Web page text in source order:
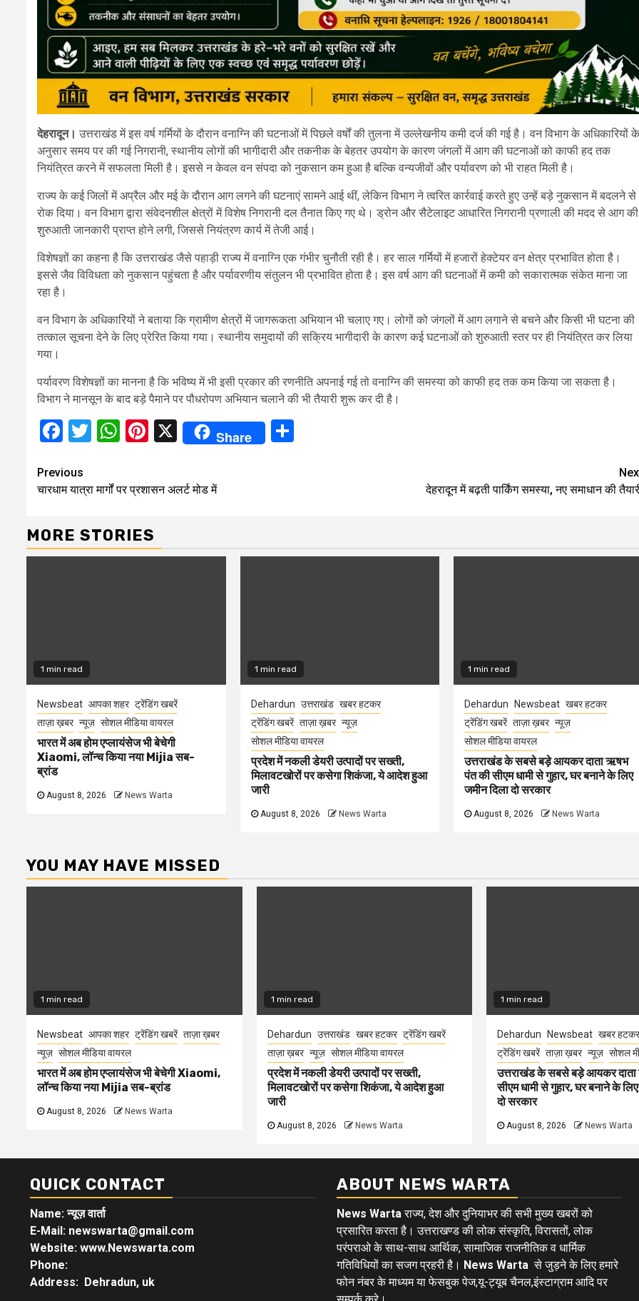
देहरादून। उत्तराखंड में इस वर्ष गर्मियों के दौरान वनाग्नि की घटनाओं में पिछले वर्षों की तुलना में उल्लेखनीय कमी दर्ज की गई है। वन विभाग के अधिकारियों के
अनुसार समय पर की गई निगरानी, स्थानीय लोगों की भागीदारी और तकनीक के बेहतर उपयोग के कारण जंगलों में आग की घटनाओं को काफी हद तक
नियंत्रित करने में सफलता मिली है। इससे न केवल वन संपदा को नुकसान कम हुआ है बल्कि वन्यजीवों और पर्यावरण को भी राहत मिली है।
राज्य के कई जिलों में अप्रैल और मई के दौरान आग लगने की घटनाएं सामने आई थीं, लेकिन विभाग ने त्वरित कार्रवाई करते हुए उन्हें बड़े नुकसान में बदलने से
रोक दिया। वन विभाग द्वारा संवेदनशील क्षेत्रों में विशेष निगरानी दल तैनात किए गए थे। ड्रोन और सैटेलाइट आधारित निगरानी प्रणाली की मदद से आग की
शुरुआती जानकारी प्राप्त होने लगी, जिससे नियंत्रण कार्य में तेजी आई।
विशेषज्ञों का कहना है कि उत्तराखंड जैसे पहाड़ी राज्य में वनाग्नि एक गंभीर चुनौती रही है। हर साल गर्मियों में हजारों हेक्टेयर वन क्षेत्र प्रभावित होता है।
इससे जैव विविधता को नुकसान पहुंचता है और पर्यावरणीय संतुलन भी प्रभावित होता है। इस वर्ष आग की घटनाओं में कमी को सकारात्मक संकेत माना जा
रहा है।
वन विभाग के अधिकारियों ने बताया कि ग्रामीण क्षेत्रों में जागरूकता अभियान भी चलाए गए। लोगों को जंगलों में आग लगाने से बचने और किसी भी घटना की
तत्काल सूचना देने के लिए प्रेरित किया गया। स्थानीय समुदायों की सक्रिय भागीदारी के कारण कई घटनाओं को शुरुआती स्तर पर ही नियंत्रित कर लिया
गया।
पर्यावरण विशेषज्ञों का मानना है कि भविष्य में भी इसी प्रकार की रणनीति अपनाई गई तो वनाग्नि की समस्या को काफी हद तक कम किया जा सकता है।
विभाग ने मानसून के बाद बड़े पैमाने पर पौधरोपण अभियान चलाने की भी तैयारी शुरू कर दी है।
Facebook
Twitter
WhatsApp
Pinterest
X Share
Continue
Reading
Previous
चारधाम यात्रा मार्गों पर प्रशासन अलर्ट मोड में
देहरादून में बढ़ती पार्किंग समस्या, नए समाधान की
MORE STORIES
1 min read
Newsbeat आपका शहर ट्रेंडिंग खबरें
ताज़ा ख़बर न्यूज़ सोशल मीडिया वायरल
भारत में अब होम एप्लायंसेज भी बेचेगी
Xiaomi, लॉन्च किया नया Mijia सब-
ब्रांड
August 8, 2026 News Warta
1 min read
Dehardun उत्तराखंड खबर हटकर
ट्रेंडिंग खबरें ताज़ा ख़बर न्यूज़
सोशल मीडिया वायरल
प्रदेश में नकली डेयरी उत्पादों पर सख्ती,
मिलावटखोरों पर कसेगा शिकंजा, ये आदेश हुआ
जारी
August 8, 2026 News Warta
1 min read
Dehardun Newsbeat खबर हटकर
ट्रेंडिंग खबरें ताज़ा ख़बर न्यूज़
सोशल मीडिया वायरल
उत्तराखंड के सबसे बड़े आयकर दाता ऋषभ
पंत की सीएम धामी से गुहार, घर बनाने के लिए
जमीन दिला दो सरकार
August 8, 2026 News Warta
YOU MAY HAVE MISSED
1 min read
Newsbeat आपका शहर ट्रेंडिंग खबरें ताज़ा ख़बर
न्यूज़ सोशल मीडिया वायरल
भारत में अब होम एप्लायंसेज भी बेचेगी Xiaomi,
लॉन्च किया नया Mijia सब-ब्रांड
August 8, 2026 News Warta
1 min read
Dehardun उत्तराखंड खबर हटकर ट्रेंडिंग खबरें
ताज़ा ख़बर न्यूज़ सोशल मीडिया वायरल
प्रदेश में नकली डेयरी उत्पादों पर सख्ती,
मिलावटखोरों पर कसेगा शिकंजा, ये आदेश हुआ
जारी
August 8, 2026 News Warta
1 min read
Dehardun Newsbeat खबर हटकर
ट्रेंडिंग खबरें ताज़ा ख़बर न्यूज़ सोशल
उत्तराखंड के सबसे बड़े आयकर
सीएम धामी से गुहार, घर बनाने के
दो सरकार
August 8, 2026 News Warta
QUICK CONTACT
Name: न्यूज़ वार्ता
E-Mail: newswarta@gmail.com
Website: www.Newswarta.com
Phone:
Address: Dehradun, uk
ABOUT NEWS WARTA
News Wartaराज्य, देश और दुनियाभर की सभी मुख्य खबरों को
प्रसारित करता है। उत्तराखण्ड की लोक संस्कृति, विरासतों, लोक
परंपराओ के साथ-साथ आर्थिक, सामाजिक राजनीतिक व धार्मिक
गतिविधियों का सजग प्रहरी है। News Warta से जुड़ने के लिए हमारे
फोन नंबर के माध्यम या फेसबुक पेज,यू-ट्यूब चैनल,इंस्टाग्राम आदि पर